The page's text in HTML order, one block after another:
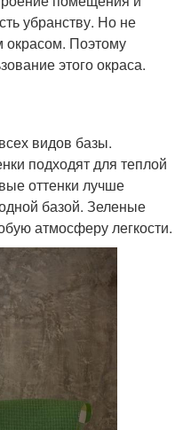
убранству. Но не
окрасом. Поэтому
этого окраса.
видов базы.
подходят для теплой
оттенки лучше
базой. Зеленые
атмосферу легкости.